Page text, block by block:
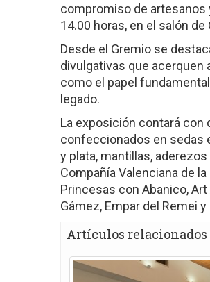
compromiso de artesanos
14.00 horas, en el salón
Desde el Gremio se
divulgativas que acerquen
como el papel
legado.
La exposición contará con
confeccionados en sedas
y plata, mantillas,
Compañía Valenciana de la
Princesas con Abanico, Art
Gámez, Empar del Remei
Artículos relacionados